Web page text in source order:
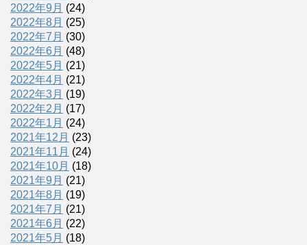
2022年9月 (24)
2022年8月 (25)
2022年7月 (30)
2022年6月 (48)
2022年5月 (21)
2022年4月 (21)
2022年3月 (19)
2022年2月 (17)
2022年1月 (24)
2021年12月 (23)
2021年11月 (24)
2021年10月 (18)
2021年9月 (21)
2021年8月 (19)
2021年7月 (21)
2021年6月 (22)
2021年5月 (18)